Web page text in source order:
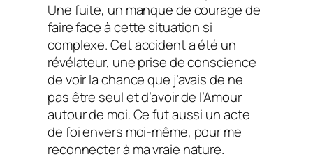
Une fuite, un manque de courage de
faire face à cette situation si
complexe. Cet accident a été un
révélateur, une prise de conscience
de voir la chance que j’avais de ne
pas être seul et d’avoir de l’Amour
autour de moi. Ce fut aussi un acte
de foi envers moi-même, pour me
reconnecter à ma vraie nature.